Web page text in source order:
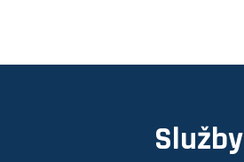
Služby